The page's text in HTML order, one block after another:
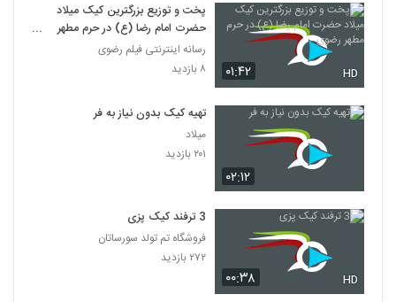
۰۱:۴۲ HD
پخت و توزیع بزرگترین کیک میلاد
حضرت امام رضا (ع) در حرم مطهر
رضوی
رسانه اینترنتی فیلم رضوی
۸ بازدید
۰۲:۱۲
تهیه کیک بدون نیاز به فر
میلاد
۲۰۱ بازدید
۰۰:۳۸ HD
3 ترفند کیک پزی
فروشگاه تم تولد سورساتان
۲۷۲ بازدید